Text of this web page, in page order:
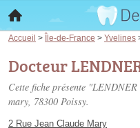
Accueil > Île-de-France > Yvelines
Docteur
Cette fiche présente
mary, 78300 Poissy.
2 Rue Jean Claude Mary